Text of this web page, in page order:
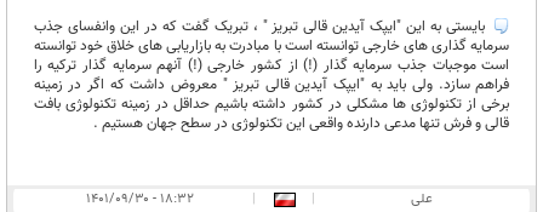
بایستی به این "ایپک آیدین قالی تبریز " ، تبریک گفت که در این وانفسای جذب
سرمایه گذاری های خارجی توانسته است با مبادرت به بازاریابی های خلاق خود توانسته
است موجبات جذب سرمایه گذار (!) از کشور خارجی (!) آنهم سرمایه گذار ترکیه را
فراهم سازد. ولی باید به "ایپک آیدین قالی تبریز " معروض داشت که اگر در زمینه
برخی از تکنولوژی ها مشکلی در کشور داشته باشیم حداقل در زمینه تکنولوژی بافت
قالی و فرش تنها مدعی دارنده واقعی این تکنولوژی در سطح جهان هستیم .
علی |
|
۱۸:۳۲ - ۱۴۰۱/۰۹/۳۰